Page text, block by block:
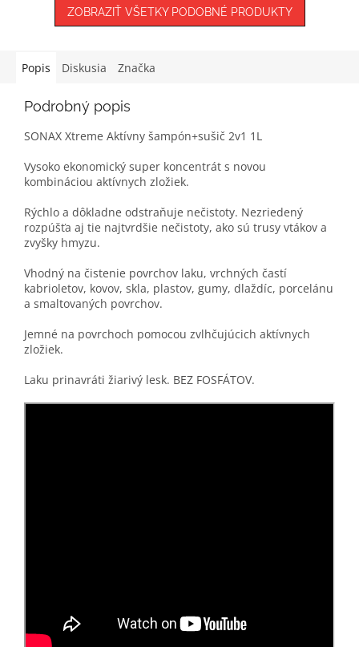
ZOBRAZIŤ VŠETKY PODOBNÉ PRODUKTY
Popis Diskusia Značka
Podrobný popis
SONAX Xtreme Aktívny šampón+sušič 2v1 1L
Vysoko ekonomický super koncentrát s novou
kombináciou aktívnych zložiek.
Rýchlo a dôkladne odstraňuje nečistoty. Nezriedený
rozpúšťa aj tie najtvrdšie nečistoty, ako sú trusy vtákov a
zvyšky hmyzu.
Vhodný na čistenie povrchov laku, vrchných častí
kabrioletov, kovov, skla, plastov, gumy, dlaždíc, porcelánu
a smaltovaných povrchov.
Jemné na povrchoch pomocou zvlhčujúcich aktívnych
zložiek.
Laku prinavráti žiarivý lesk. BEZ FOSFÁTOV.